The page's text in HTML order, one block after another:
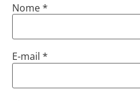
Nome*
E-mail *